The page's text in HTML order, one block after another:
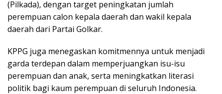
(Pilkada), dengan target peningkatan jumlah
perempuan calon kepala daerah dan wakil kepala
daerah dari Partai Golkar.
KPPG juga menegaskan komitmennya untuk menjadi
garda terdepan dalam memperjuangkan isu-isu
perempuan dan anak, serta meningkatkan literasi
politik bagi kaum perempuan di seluruh Indonesia.